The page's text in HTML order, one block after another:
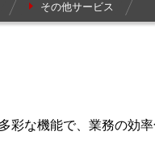
その他サービス
な機能で、業務の効率